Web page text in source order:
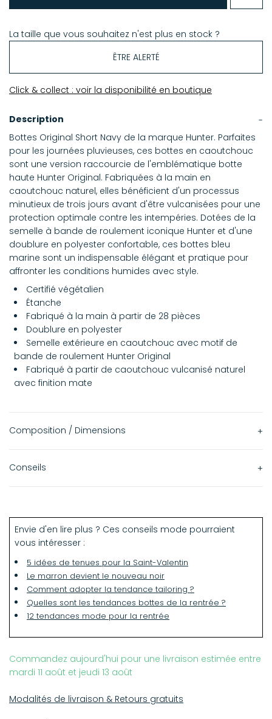
La taille que vous souhaitez n'est plus en stock ?
ÊTRE ALERTÉ
Click & collect : voir la disponibilité en boutique
Description
Bottes Original Short Navy de la marque Hunter. Parfaites
pour les journées pluvieuses, ces bottes en caoutchouc
sont une version raccourcie de l'emblématique botte
haute Hunter Original. Fabriquées à la main en
caoutchouc naturel, elles bénéficient d'un processus
minutieux de trois jours avant d'être vulcanisées pour une
protection optimale contre les intempéries. Dotées de la
semelle à bande de roulement iconique Hunter et d'une
doublure en polyester confortable, ces bottes bleu
marine sont un indispensable élégant et pratique pour
affronter les conditions humides avec style.
Certifié végétalien
Étanche
Fabriqué à la main à partir de 28 pièces
Doublure en polyester
Semelle extérieure en caoutchouc avec motif de
bande de roulement Hunter Original
Fabriqué à partir de caoutchouc vulcanisé naturel
avec finition mate
Composition / Dimensions
100% caoutchouc
Conseils
sécher naturellement.
Envie d'en lire plus ? Ces conseils mode pourraient
vous intéresser :
5 idées de tenues pour la Saint-Valentin
Le marron devient le nouveau noir
Comment adopter la tendance tailoring ?
Quelles sont les tendances bottes de la rentrée ?
12 tendances mode pour la rentrée
Commandez aujourd'hui pour une livraison estimée entre
mardi 11 août et jeudi 13 août
Modalités de livraison & Retours gratuits